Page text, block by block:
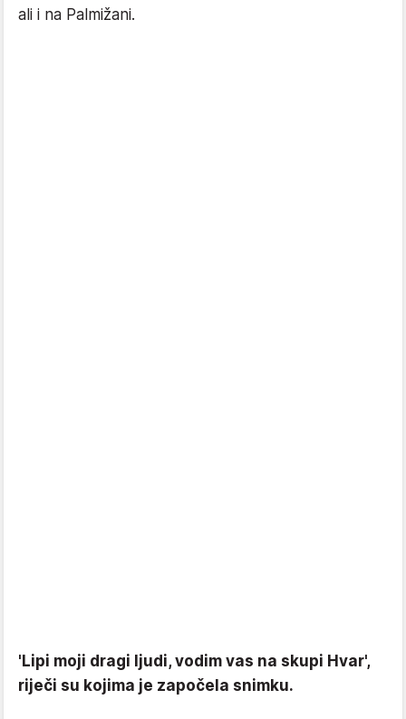
ali i na Palmižani.
'Lipi moji dragi ljudi, vodim vas na skupi Hvar',
riječi su kojima je započela snimku.